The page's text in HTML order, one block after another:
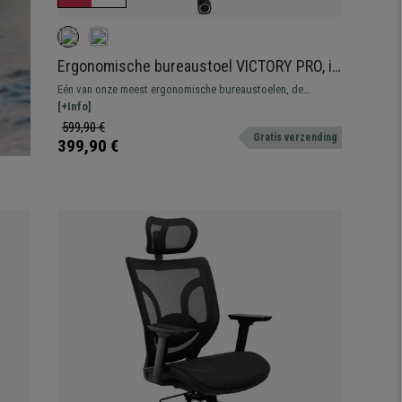
Ergonomische bureaustoel VICTORY PRO, in
Diepte Verstelbare Zitting, in Hoogte
Verstelbare Rugleuning, Zwart
Eén van onze meest ergonomische bureaustoelen, de
topversie van het VICTORY-model. Hij beschikt over in diepte
verstelbare zitting en exclusieve afwerking van de hoogste
kwaliteit.
[+Info]
599,90 €
399,90 € Gratis verzending